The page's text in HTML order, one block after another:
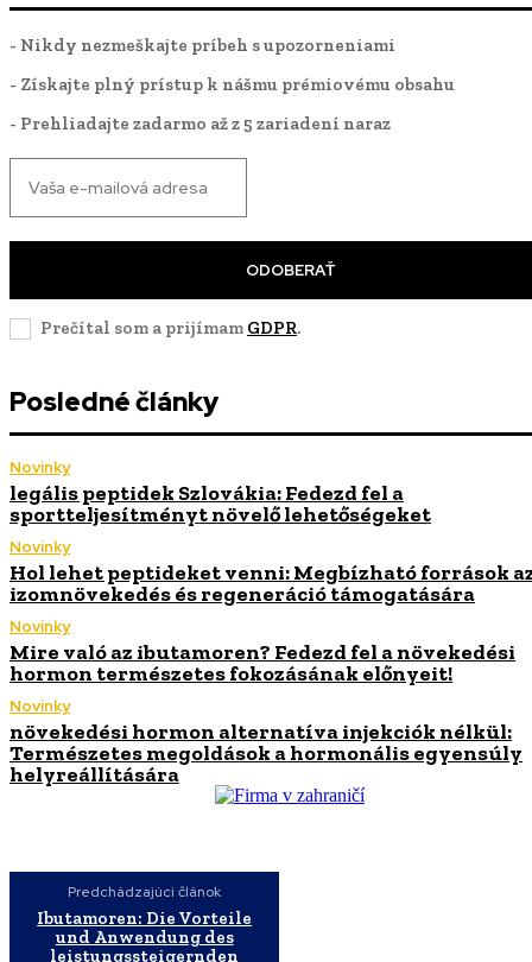
- Nikdy nezmeškajte príbeh s upozorneniami
- Získajte plný prístup k nášmu prémiovému obsahu
- Prehliadajte zadarmo až z 5 zariadení naraz
ODOBERAŤ
Prečítal som a prijímam GDPR.
Posledné články
Novinky
legális peptidek Szlovákia: Fedezd fel a
sportteljesítményt növelő lehetőségeket
Novinky
Hol lehet peptideket venni: Megbízható források
izomnövekedés és regeneráció támogatására
Novinky
Mire való az ibutamoren? Fedezd fel a növekedési
hormon természetes fokozásának előnyeit!
Novinky
növekedési hormon alternatíva injekciók nélkül:
Természetes megoldások a hormonális egyensúly
helyreállítására
Predchádzajúci článok
Ibutamoren: Die Vorteile
und Anwendung des
leistungssteigernden